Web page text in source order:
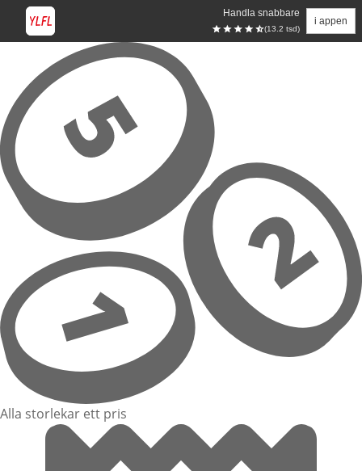
Handla snabbare
(13.2 tsd)
i appen
Hoppa till huvudinnehåll
Alla storlekar ett pris